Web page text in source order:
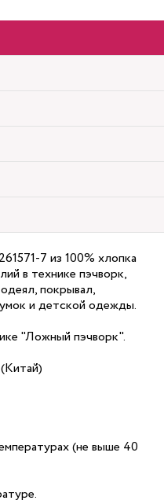
7 из 100% хлопка
в технике пэчворк,
покрывал,
и детской одежды.
"Ложный пэчворк".
(не выше 40